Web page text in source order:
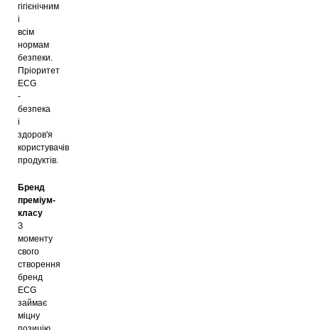
гігієнічним
і
всім
нормам
безпеки.
Пріоритет
ECG
-
безпека
і
здоров'я
користувачів
продуктів.
Бренд
преміум-
класу
З
моменту
свого
створення
бренд
ECG
займає
міцну